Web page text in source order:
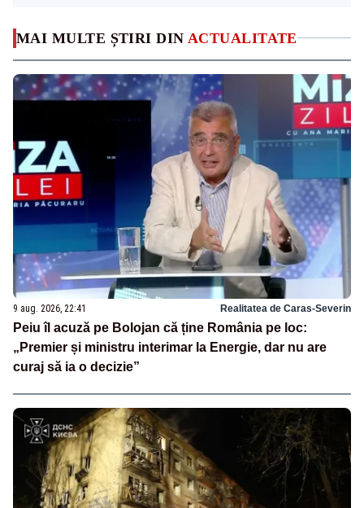
MAI MULTE ȘTIRI DIN ACTUALITATE
9 aug. 2026, 22:41 Realitatea de Caras-Severin
Peiu îl acuză pe Bolojan că ține România pe loc:
„Premier și ministru interimar la Energie, dar nu are
curaj să ia o decizie”